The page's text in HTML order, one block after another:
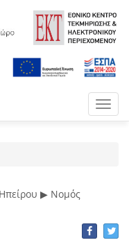
▶ Νομός